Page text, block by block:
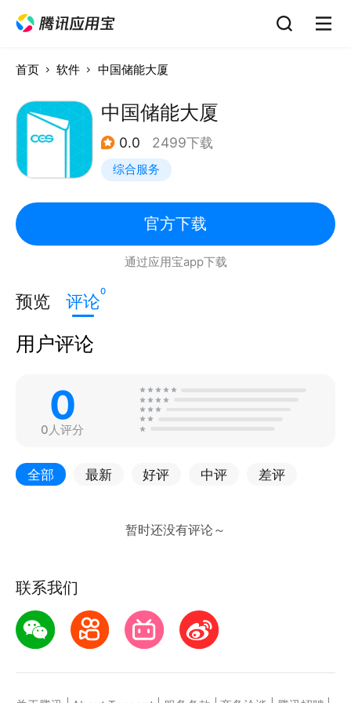
首页 软件 中国储能大厦
中国储能大厦
0.0 2499下载
综合服务
官方下载
通过应用宝app下载
预览 评论0
用户评论
0
0人评分
全部 最新 好评 中评 差评
联系我们